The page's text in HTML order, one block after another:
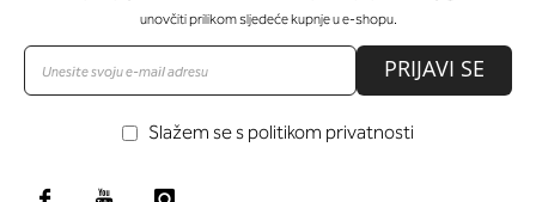
unovčiti prilikom sljedeće kupnje u e-shopu.
PRIJAVI SE
Slažem se s politikom privatnosti